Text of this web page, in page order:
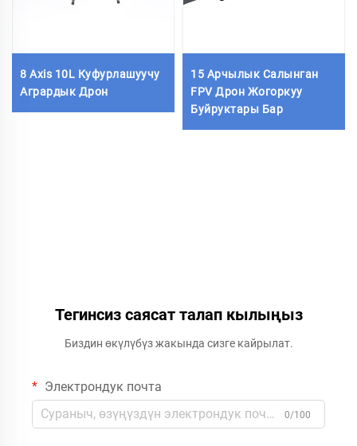
8 Axis 10L Куфурлашуучу
Агрардык Дрон
15 Арчылык Салынган
FPV Дрон Жогоркуу
Буйруктары Бар
Тегинсиз саясат талап кылыңыз
Биздин өкүлүбүз жакында сизге кайрылат.
Электрондук почта
0/100